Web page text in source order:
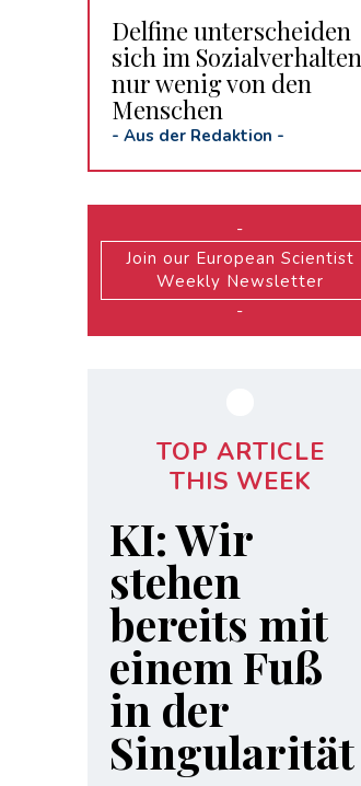
Delfine unterscheiden
sich im Sozialverhalten
nur wenig von den
Menschen
- Aus der Redaktion -
-
Join our European Scientist
Weekly Newsletter
-
TOP ARTICLE
THIS WEEK
KI: Wir
stehen
bereits mit
einem Fuß
in der
Singularität